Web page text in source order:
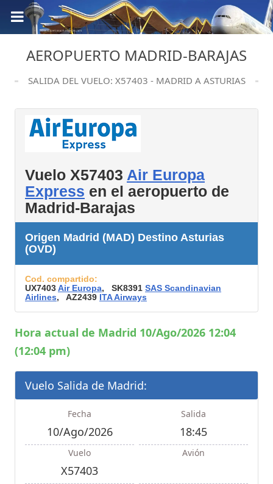
AEROPUERTO MADRID-BARAJAS
SALIDA DEL VUELO: X57403 - MADRID A ASTURIAS
Vuelo X57403 Air Europa
Express en el aeropuerto de
Madrid-Barajas
Origen Madrid (MAD) Destino Asturias
(OVD)
Cod. compartido:
UX7403Air Europa, SK8391 SAS Scandinavian
Airlines, AZ2439 ITA Airways
Hora actual de Madrid 10/Ago/2026 12:04
(12:04 pm)
Vuelo Salida de Madrid:
Fecha
10/Ago/2026
Salida
18:45
Vuelo
X57403
Avión